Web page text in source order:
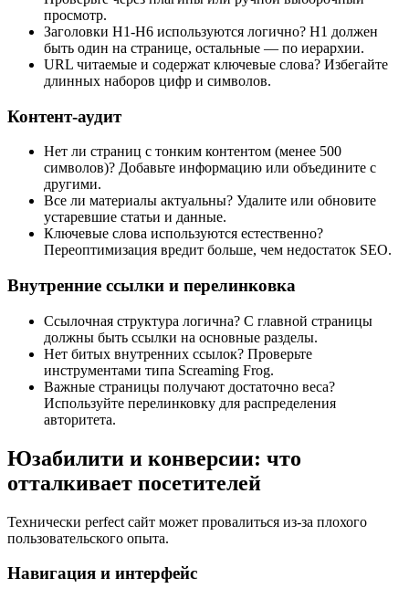
просмотр.
Заголовки H1-H6 используются логично? H1 должен
быть один на странице, остальные — по иерархии.
URL читаемые и содержат ключевые слова? Избегайте
длинных наборов цифр и символов.
Контент-аудит
Нет ли страниц с тонким контентом (менее 500
символов)? Добавьте информацию или объедините с
другими.
Все ли материалы актуальны? Удалите или обновите
устаревшие статьи и данные.
Ключевые слова используются естественно?
Переоптимизация вредит больше, чем недостаток SEO.
Внутренние ссылки и перелинковка
Ссылочная структура логична? С главной страницы
должны быть ссылки на основные разделы.
Нет битых внутренних ссылок? Проверьте
инструментами типа Screaming Frog.
Важные страницы получают достаточно веса?
Используйте перелинковку для распределения
авторитета.
Юзабилити и конверсии: что
отталкивает посетителей
Технически perfect сайт может провалиться из-за плохого
пользовательского опыта.
Навигация и интерфейс